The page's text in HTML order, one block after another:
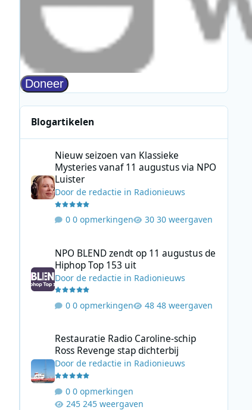
Blogartikelen
Nieuw seizoen van Klassieke
Mysteries vanaf 11 augustus via NPO
Luister
Door de redactiein Radionieuws
0 opmerkingen 30 weergaven
NPO BLEND zendt op 11 augustus de
Hiphop Top 153 uit
Door de redactiein Radionieuws
0 opmerkingen 48 weergaven
Restauratie Radio Caroline-schip
Ross Revenge stap dichterbij
Door de redactiein Radionieuws
0 opmerkingen
245 weergaven